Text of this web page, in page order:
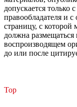
допускается только
правообладателя и
страницу, с которой
должна размещаться
воспроизводящем
до или после
Top